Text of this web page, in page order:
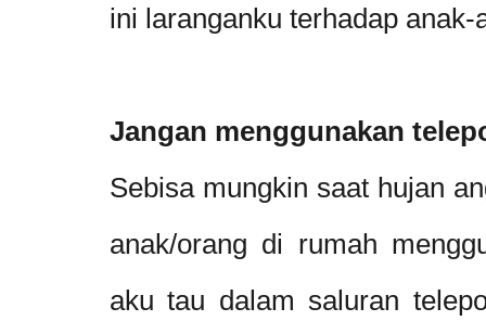
ini laranganku terhadap anak-
Jangan menggunakan
Sebisa mungkin saat hujan
anak/orang di rumah
aku tau dalam saluran